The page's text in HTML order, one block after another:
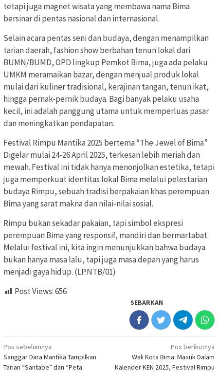
tetapi juga magnet wisata yang membawa nama Bima
bersinar di pentas nasional dan internasional.
Selain acara pentas seni dan budaya, dengan menampilkan
tarian daerah, fashion show berbahan tenun lokal dari
BUMN/BUMD, OPD lingkup Pemkot Bima, juga ada pelaku
UMKM meramaikan bazar, dengan menjual produk lokal
mulai dari kuliner tradisional, kerajinan tangan, tenun ikat,
hingga pernak-pernik budaya. Bagi banyak pelaku usaha
kecil, ini adalah panggung utama untuk memperluas pasar
dan meningkatkan pendapatan.
Festival Rimpu Mantika 2025 bertema “The Jewel of Bima”
Digelar mulai 24-26 April 2025, terkesan lebih meriah dan
mewah. Festival ini tidak hanya menonjolkan estetika, tetapi
juga memperkuat identitas lokal Bima melalui pelestarian
budaya Rimpu, sebuah tradisi berpakaian khas perempuan
Bima yang sarat makna dan nilai-nilai sosial.
Rimpu bukan sekadar pakaian, tapi simbol ekspresi
perempuan Bima yang responsif, mandiri dan bermartabat.
Melalui festival ini, kita ingin menunjukkan bahwa budaya
bukan hanya masa lalu, tapi juga masa depan yang harus
menjadi gaya hidup. (LP.NTB/01)
Post Views:656
SEBARKAN
Navigasi
pos
Pos sebelumnya
Sanggar Dara Mantika Tampilkan
Tarian “Santabe” dan “Peta
Pos berikutnya
Wali Kota Bima: Masuk Dalam
Kalender KEN 2025, Festival Rimpu